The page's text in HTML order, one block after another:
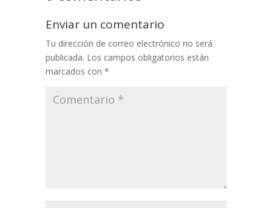
Enviar un comentario
Tu dirección de correo electrónico no será
publicada. Los campos obligatorios están
marcados con *